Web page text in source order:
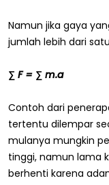
Namun jika gaya
jumlah lebih dari
∑ F = ∑ m.a
Contoh dari
tertentu dilempar
mulanya mungkin
tinggi, namun lama
berhenti karena